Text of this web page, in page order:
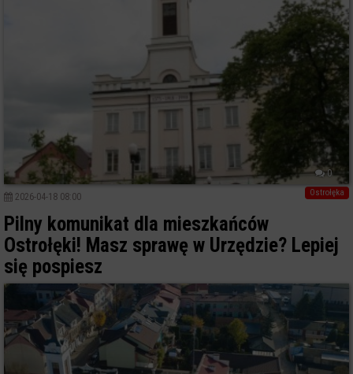
0
Ostrołęka
2026-04-18 08:00
Pilny komunikat dla mieszkańców
Ostrołęki! Masz sprawę w Urzędzie? Lepiej
się pospiesz